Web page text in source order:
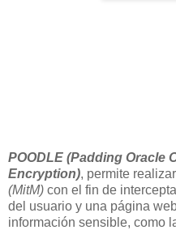
POODLE (Padding Oracle
Encryption), permite
(MitM) con el fin de
del usuario y una página
información sensible, como